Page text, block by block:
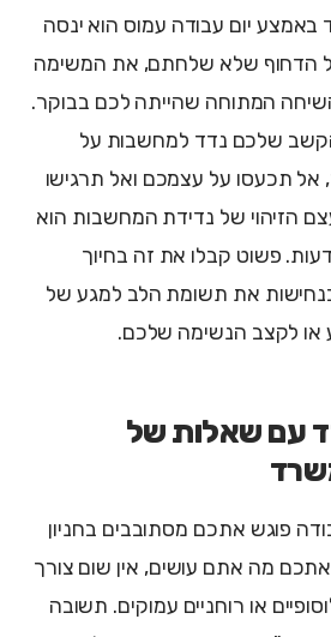
באמצע יום עבודה עמוס הוא ינסה
הדחוף שלא שלחתם, את המשימה
המתוחה שהייתה לכם בבוקר.
שלכם נדד למחשבות על
אל תכעסו על עצמכם ואל תרגישו
הזיהוי של נדידת המחשבות הוא
פשוט קבלו את זה בחיוך
בנחישות את תשומת הלב למגע של
או לקצב הנשימה שלכם.
עם שאלות של
פוגש אתכם מסתובבים בחניון
אתכם מה אתם עושים, אין שום צורך
או רוחניים עמוקים. תשובה